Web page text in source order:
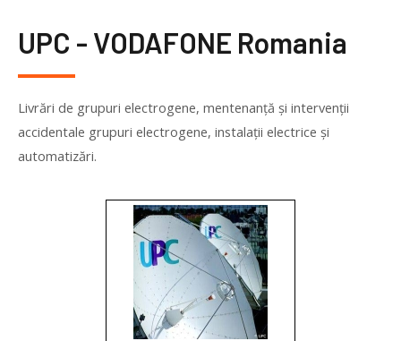
UPC - VODAFONE Romania
Livrări de grupuri electrogene, mentenanță și intervenții
accidentale grupuri electrogene, instalații electrice și
automatizări.